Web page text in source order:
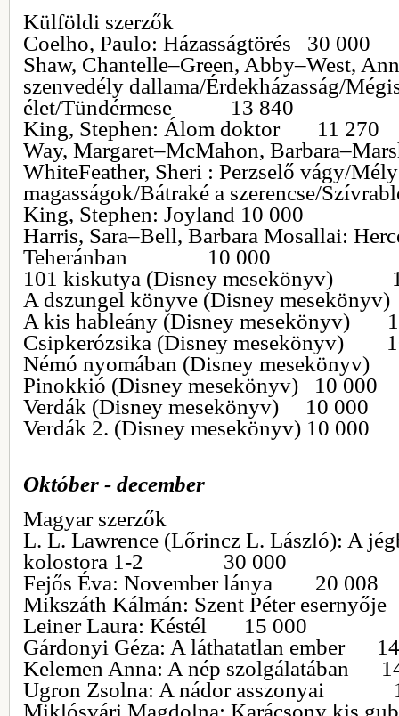
Külföldi szerzők
Coelho, Paulo: Házasságtörés 30 000
Shaw, Chantelle–Green, Abby–West,
szenvedély dallama/Érdekházasság/
élet/Tündérmese 13 840
King, Stephen: Álom doktor 11 270
Way, Margaret–McMahon,
WhiteFeather, Sheri : Perzselő vágy/
magasságok/Bátraké a szerencse/
King, Stephen: Joyland 10 000
Harris, Sara–Bell, Barbara Mosallai:
Teheránban 10 000
101 kiskutya (Disney mesekönyv)
A dszungel könyve (Disney
A kis hableány (Disney mesekönyv)
Csipkerózsika (Disney mesekönyv)
Némó nyomában (Disney
Pinokkió (Disney mesekönyv) 10 000
Verdák (Disney mesekönyv) 10 000
Verdák 2. (Disney mesekönyv) 10 000
Október - december
Magyar szerzők
L. L. Lawrence (Lőrincz L. László): A
kolostora 1-2 30 000
Fejős Éva: November lánya 20 008
Mikszáth Kálmán: Szent Péter
Leiner Laura: Késtél 15 000
Gárdonyi Géza: A láthatatlan ember
Kelemen Anna: A nép szolgálatában
Ugron Zsolna: A nádor asszonyai
Miklósvári Magdolna: Karácsony kis